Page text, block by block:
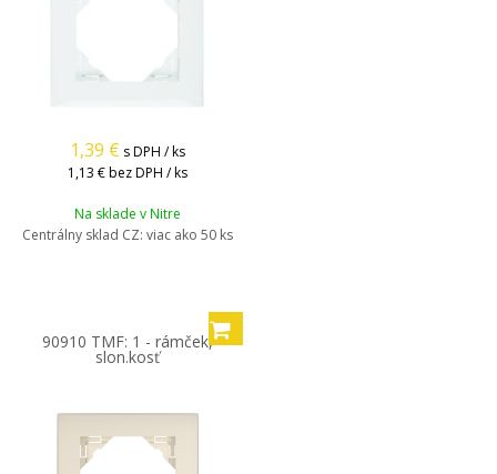
1,39 € s DPH / ks
1,13 € bez DPH / ks
Na sklade v Nitre
Centrálny sklad CZ: viac ako 50 ks
90910 TMF: 1 - rámček,
slon.kosť